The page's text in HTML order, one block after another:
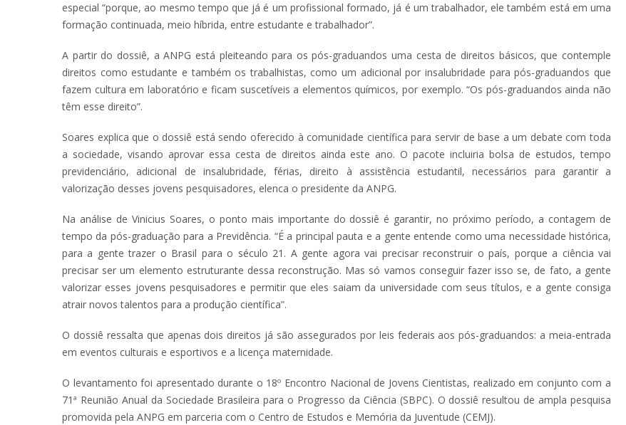
especial “porque, ao mesmo tempo que já é um profissional formado, já é um trabalhador, ele também está em uma
formação continuada, meio híbrida, entre estudante e trabalhador”.
A partir do dossiê, a ANPG está pleiteando para os pós-graduandos uma cesta de direitos básicos, que contemple
direitos como estudante e também os trabalhistas, como um adicional por insalubridade para pós-graduandos que
fazem cultura em laboratório e ficam suscetíveis a elementos químicos, por exemplo. “Os pós-graduandos ainda não
têm esse direito”.
Soares explica que o dossiê está sendo oferecido à comunidade científica para servir de base a um debate com toda
a sociedade, visando aprovar essa cesta de direitos ainda este ano. O pacote incluiria bolsa de estudos, tempo
previdenciário, adicional de insalubridade, férias, direito à assistência estudantil, necessários para garantir a
valorização desses jovens pesquisadores, elenca o presidente da ANPG.
Na análise de Vinicius Soares, o ponto mais importante do dossiê é garantir, no próximo período, a contagem de
tempo da pós-graduação para a Previdência. “É a principal pauta e a gente entende como uma necessidade histórica,
para a gente trazer o Brasil para o século 21. A gente agora vai precisar reconstruir o país, porque a ciência vai
precisar ser um elemento estruturante dessa reconstrução. Mas só vamos conseguir fazer isso se, de fato, a gente
valorizar esses jovens pesquisadores e permitir que eles saiam da universidade com seus títulos, e a gente consiga
atrair novos talentos para a produção científica”.
O dossiê ressalta que apenas dois direitos já são assegurados por leis federais aos pós-graduandos: a meia-entrada
em eventos culturais e esportivos e a licença maternidade.
O levantamento foi apresentado durante o 18º Encontro Nacional de Jovens Cientistas, realizado em conjunto com a
71ª Reunião Anual da Sociedade Brasileira para o Progresso da Ciência (SBPC). O dossiê resultou de ampla pesquisa
promovida pela ANPG em parceria com o Centro de Estudos e Memória da Juventude (CEMJ).